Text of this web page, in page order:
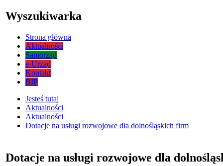
Wyszukiwarka
Strona główna
Aktualności
Samorząd
e-Urząd
Kontakt
BIP
Jesteś tutaj
Aktualności
Aktualności
Dotacje na usługi rozwojowe dla dolnośląskich firm
Dotacje na usługi rozwojowe dla